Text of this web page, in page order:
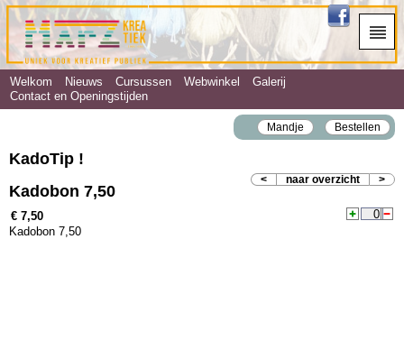
Welkom Nieuws Cursussen Webwinkel
Galerij
Contact en Openingstijden
Mandje Bestellen
KadoTip !
< naar overzicht >
Kadobon 7,50
€ 7,50
Kadobon 7,50